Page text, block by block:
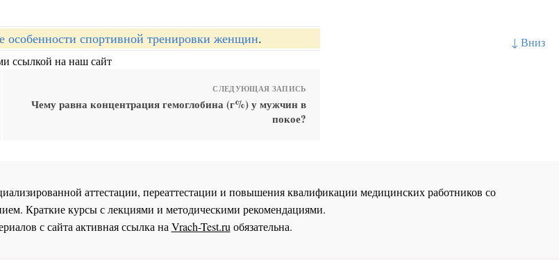
↓ Вниз
особенности спортивной тренировки женщин.
ссылкой на наш сайт
СЛЕДУЮЩАЯ ЗАПИСЬ
Чему равна концентрация гемоглобина (г%) у мужчин в
покое?
аттестации, переаттестации и повышения квалификации медицинских работников со
Краткие курсы с лекциями и методическими рекомендациями.
с сайта активная ссылка на Vrach-Test.ru обязательна.